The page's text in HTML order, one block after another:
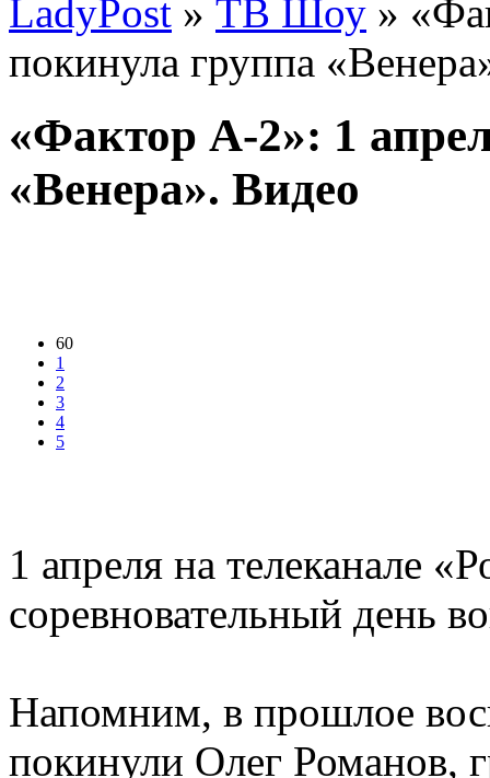
LadyPost » ТВ Шоу »
покинула группа
«Фактор А-2»: 1
«Венера». Видео
60
1
2
3
4
5
1 апреля на телеканале
соревновательный день
Напомним, в прошлое
покинули Олег Романов,